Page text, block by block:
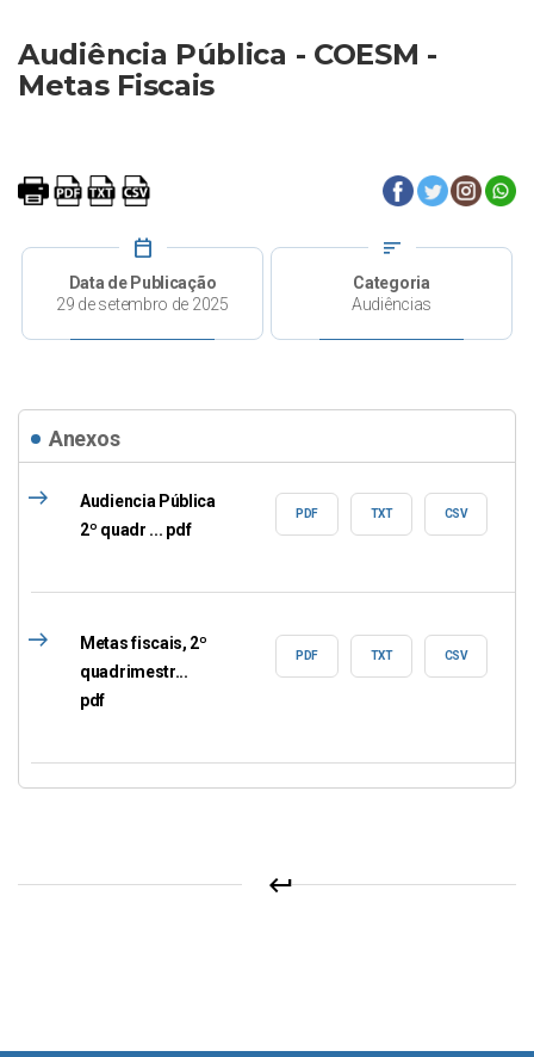
Audiência Pública - COESM -
Metas Fiscais
calendar_today
Data de Publicação
29 de setembro de 2025
sort
Categoria
Audiências
Anexos
east
Audiencia Pública
2º quadr ... pdf
PDF TXT CSV
east
Metas fiscais, 2º
quadrimestr...
pdf
PDF TXT CSV
keyboard_return